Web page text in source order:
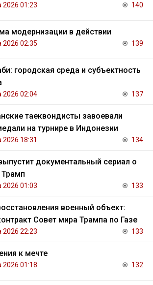
2026 01:23 140
модернизации в действии
2026 02:35 139
городская среда и субъектность
2026 02:04 137
таеквондисты завоевали
на турнире в Индонезии
2026 18:31 134
документальный сериал о
2026 01:03 133
военный объект:
Совет мира Трампа по Газе
2026 22:23 133
к мечте
2026 01:18 132